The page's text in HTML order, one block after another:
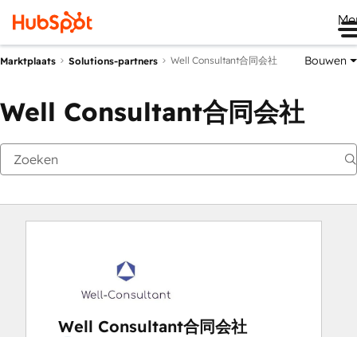
Marktplaats Solutions-partners Well Consultant合同会社 Bouwen
Well Consultant合同会社
Well Consultant合同会社